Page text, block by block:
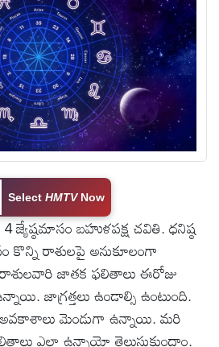
Select HMTVNow
జ్యేష్ఠమాసం బహుళపక్ష చవితి. ధనిష్ఠ
కొన్ని రాశులపై అనుకూలంగా
జాతక ఫలితాలు ఈరోజు
జాగ్రత్తలు ఉండాల్సి ఉంటుంది.
అవకాశాలు మెండుగా ఉన్నాయి. మరి
ఎలా ఉన్నాయో తెలుసుకుందాం.